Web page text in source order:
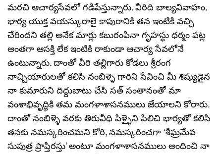
మరచి ఆచార్యసేవలో గడిపేస్తున్నారు. వీరిది బాల్యవివాహం.
భార్య యుక్త వయస్కురాలై కాపురానికి తన ఇంటికి వచ్చి
చేరిందని తల్లి అనేక మార్లు కబురంపినా గృహస్థు ధర్మం పట్ల
అంతగా ఆసక్తి లేక ఇంటికి రాకుండా ఆచార్య సేవలోనే
ఉంటున్నారు. దాంతో వీరి తల్లిగారు కోడలు శ్రీరంగ
నాచ్చియారులతో కలిసి నంబిళ్ళె గారిని సేవించి మీ శిష్యుడైన
నా కుమారుని దిద్దుబాటు చేసి సత్ సంతానంతో మా
వంశాభివృద్ధికి తమ మంగళాశాసనములు జేయాలని కోరారు.
దాంతో నంబిళ్ళె వరకు తిరువీధి పిళ్ళైని పిలిచి భార్యతో కలిసి
తనకు నమస్కరించమని కోరి, నమస్కరించగా ‘శీఘ్రమేవ
సుపుత్ర ప్రాప్తిరస్తు’ అంటూ మంగళాశాసనములు అందించి నా